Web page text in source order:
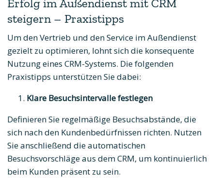
Erfolg im Außendienst mit CRM
steigern – Praxistipps
Um den Vertrieb und den Service im Außendienst
gezielt zu optimieren, lohnt sich die konsequente
Nutzung eines CRM-Systems. Die folgenden
Praxistipps unterstützen Sie dabei:
Klare Besuchsintervalle festlegen
Definieren Sie regelmäßige Besuchsabstände, die
sich nach den Kundenbedürfnissen richten. Nutzen
Sie anschließend die automatischen
Besuchsvorschläge aus dem CRM, um kontinuierlich
beim Kunden präsent zu sein.